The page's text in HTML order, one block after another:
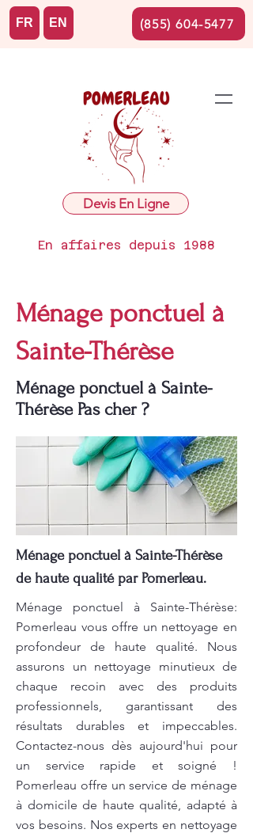
Devis En Ligne
En affaires depuis 1988
FR EN (855) 604-5477
Ménage ponctuel à
Sainte-Thérèse
Ménage ponctuel à Sainte-
Thérèse Pas cher ?
Ménage ponctuel à Sainte-Thérèse
de haute qualité par Pomerleau.
Ménage ponctuel à Sainte-Thérèse:
Pomerleau vous offre un nettoyage en
profondeur de haute qualité. Nous
assurons un nettoyage minutieux de
chaque recoin avec des produits
professionnels, garantissant des
résultats durables et impeccables.
Contactez-nous dès aujourd'hui pour
un service rapide et soigné !
Pomerleau offre un service de ménage
à domicile de haute qualité, adapté à
vos besoins. Nos experts en nettoyage